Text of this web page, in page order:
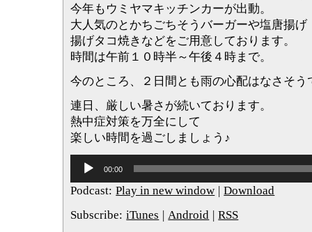
今年もウミヤマキッチンカーが出動。
大人気のとかちごちそうバーガーや塩唐揚げ
揚げタコ焼きなどをご用意しております。
時間は午前１０時半～午後４時まで。
今のところ、２日間とも雨の心配はなさそう
連日、厳しい暑さが続いております。
熱中症対策を万全にして
楽しい時間を過ごしましょう♪
プ
レ
ヤ
00:00
Podcast: Play in new window | Download
Subscribe: iTunes | Android | RSS